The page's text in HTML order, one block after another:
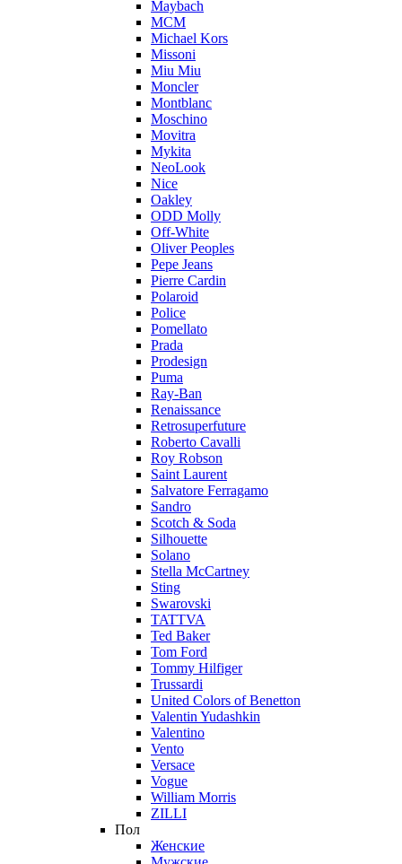
Maybach
MCM
Michael Kors
Missoni
Miu Miu
Moncler
Montblanc
Moschino
Movitra
Mykita
NeoLook
Nice
Oakley
ODD Molly
Off-White
Oliver Peoples
Pepe Jeans
Pierre Cardin
Polaroid
Police
Pomellato
Prada
Prodesign
Puma
Ray-Ban
Renaissance
Retrosuperfuture
Roberto Cavalli
Roy Robson
Saint Laurent
Salvatore Ferragamo
Sandro
Scotch & Soda
Silhouette
Solano
Stella McCartney
Sting
Swarovski
TATTVA
Ted Baker
Tom Ford
Tommy Hilfiger
Trussardi
United Colors of Benetton
Valentin Yudashkin
Valentino
Vento
Versace
Vogue
William Morris
ZILLI
Пол
Женские